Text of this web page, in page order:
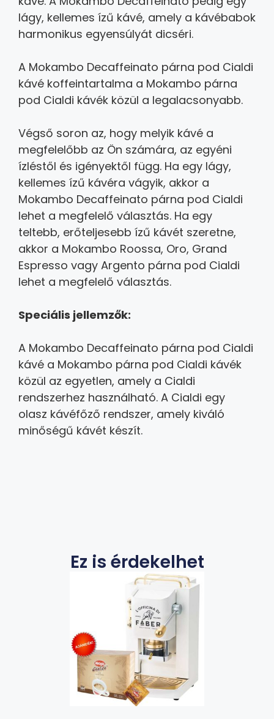
lágy, kellemes ízű kávé, amely a kávébabok
harmonikus egyensúlyát dicséri.
A Mokambo Decaffeinato párna pod Cialdi
kávé koffeintartalma a Mokambo párna
pod Cialdi kávék közül a legalacsonyabb.
Végső soron az, hogy melyik kávé a
megfelelőbb az Ön számára, az egyéni
ízléstől és igényektől függ. Ha egy lágy,
kellemes ízű kávéra vágyik, akkor a
Mokambo Decaffeinato párna pod Cialdi
lehet a megfelelő választás. Ha egy
teltebb, erőteljesebb ízű kávét szeretne,
akkor a Mokambo Roossa, Oro, Grand
Espresso vagy Argento párna pod Cialdi
lehet a megfelelő választás.
Speciális jellemzők:
A Mokambo Decaffeinato párna pod Cialdi
kávé a Mokambo párna pod Cialdi kávék
közül az egyetlen, amely a Cialdi
rendszerhez használható. A Cialdi egy
olasz kávéfőző rendszer, amely kiváló
minőségű kávét készít.
Ez is érdekelhet